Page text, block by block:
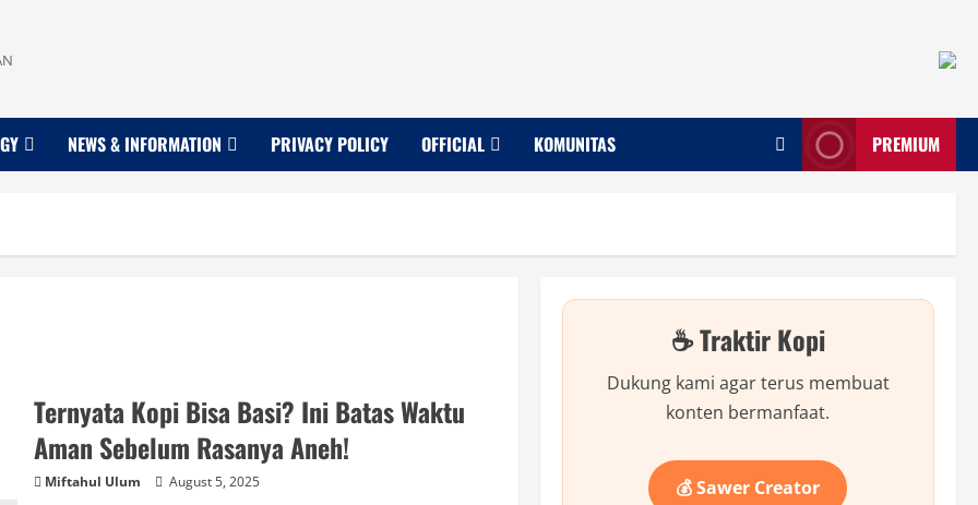
NEWS & INFORMATION PRIVACY POLICY OFFICIAL KOMUNITAS PREMIUM
Ternyata Kopi Bisa Basi? Ini Batas Waktu
Aman Sebelum Rasanya Aneh!
Miftahul Ulum August 5, 2025
☕ Traktir Kopi
Dukung kami agar terus membuat
konten bermanfaat.
💰 Sawer Creator